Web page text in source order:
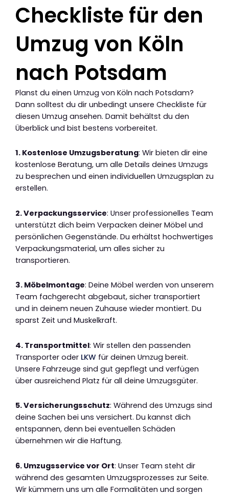
Checkliste für den
Umzug von Köln
nach Potsdam
Planst du einen Umzug von Köln nach Potsdam?
Dann solltest du dir unbedingt unsere Checkliste für
diesen Umzug ansehen. Damit behältst du den
Überblick und bist bestens vorbereitet.
1. Kostenlose Umzugsberatung: Wir bieten dir eine
kostenlose Beratung, um alle Details deines Umzugs
zu besprechen und einen individuellen Umzugsplan zu
erstellen.
2. Verpackungsservice: Unser professionelles Team
unterstützt dich beim Verpacken deiner Möbel und
persönlichen Gegenstände. Du erhältst hochwertiges
Verpackungsmaterial, um alles sicher zu
transportieren.
3. Möbelmontage: Deine Möbel werden von unserem
Team fachgerecht abgebaut, sicher transportiert
und in deinem neuen Zuhause wieder montiert. Du
sparst Zeit und Muskelkraft.
4. Transportmittel: Wir stellen den passenden
Transporter oder LKW für deinen Umzug bereit.
Unsere Fahrzeuge sind gut gepflegt und verfügen
über ausreichend Platz für all deine Umzugsgüter.
5. Versicherungsschutz: Während des Umzugs sind
deine Sachen bei uns versichert. Du kannst dich
entspannen, denn bei eventuellen Schäden
übernehmen wir die Haftung.
6. Umzugsservice vor Ort: Unser Team steht dir
während des gesamten Umzugsprozesses zur Seite.
Wir kümmern uns um alle Formalitäten und sorgen